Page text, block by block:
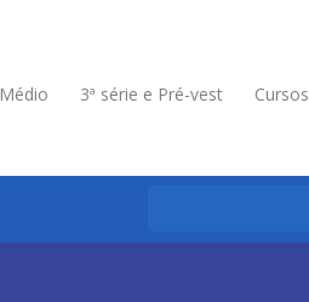
Médio 3ª série e Pré-vest